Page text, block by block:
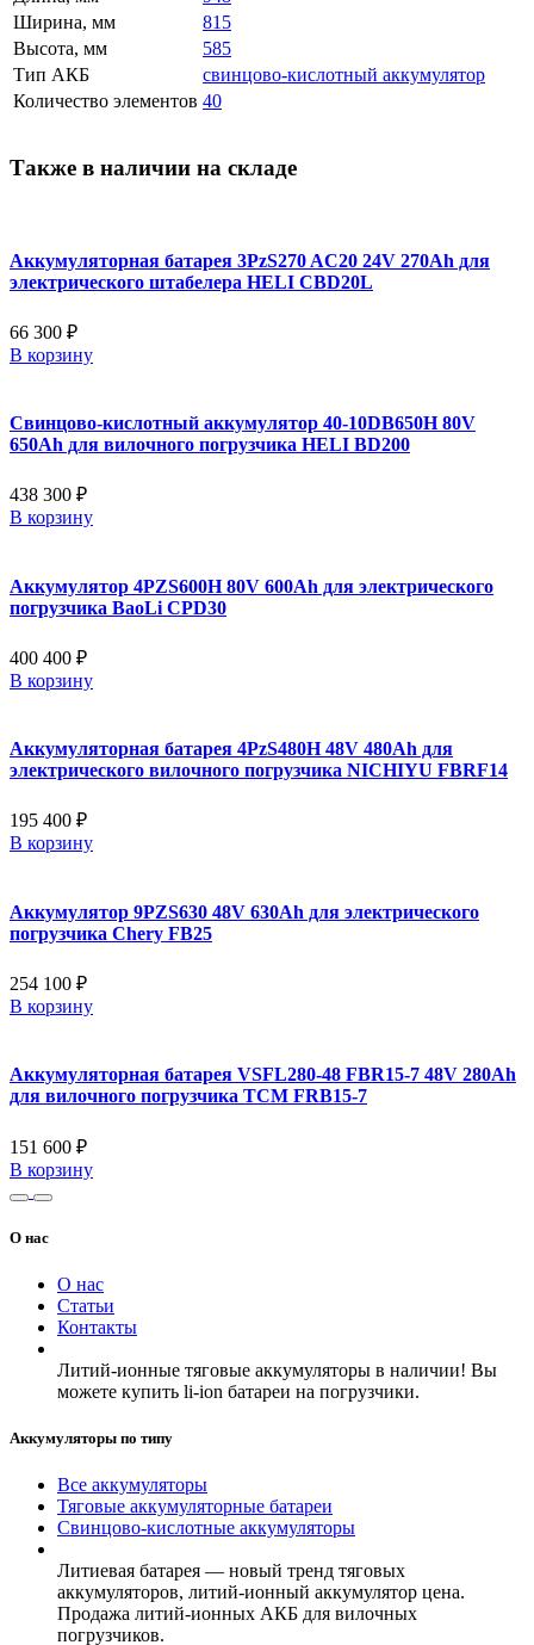
Ширина, мм
815
Высота, мм
585
Тип АКБ
свинцово-кислотный аккумулятор
Количество элементов 40
Также в наличии на складе
Аккумуляторная батарея 3PzS270 AC20 24V 270Ah для
электрического штабелера HELI CBD20L
66 300 ₽
В корзину
Свинцово-кислотный аккумулятор 40-10DB650H 80V
650Ah для вилочного погрузчика HELI BD200
438 300 ₽
В корзину
Аккумулятор 4PZS600H 80V 600Ah для электрического
погрузчика BaoLi CPD30
400 400 ₽
В корзину
Аккумуляторная батарея 4PzS480H 48V 480Ah для
электрического вилочного погрузчика NICHIYU FBRF14
195 400 ₽
В корзину
Аккумулятор 9PZS630 48V 630Ah для электрического
погрузчика Chery FB25
254 100 ₽
В корзину
Аккумуляторная батарея VSFL280-48 FBR15-7 48V 280Ah
для вилочного погрузчика TCM FRB15-7
151 600 ₽
В корзину
О нас
О нас
Статьи
Контакты
Литий-ионные тяговые аккумуляторы в наличии! Вы
можете купить li-ion батареи на погрузчики.
Аккумуляторы по типу
Все аккумуляторы
Тяговые аккумуляторные батареи
Свинцово-кислотные аккумуляторы
Литиевая батарея — новый тренд тяговых
аккумуляторов, литий-ионный аккумулятор цена.
Продажа литий-ионных АКБ для вилочных
погрузчиков.